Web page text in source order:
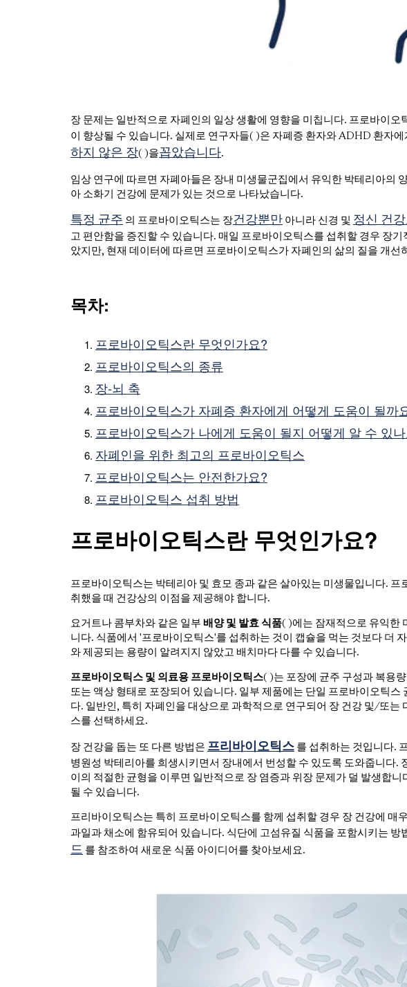
장 문제는 일반적으로 자폐인의 일상 생활에 영향을 미칩니다. 프로바이
이 향상될 수 있습니다. 실제로 연구자들( )은 자폐증 환자와 ADHD 환자에
하지 않은 장( )을꼽았습니다.
임상 연구에 따르면 자폐아들은 장내 미생물군집에서 유익한 박테리아의
아 소화기 건강에 문제가 있는 것으로 나타났습니다.
특정 균주 의 프로바이오틱스는 장건강뿐만 아니라 신경 및 정신 건강
고 편안함을 증진할 수 있습니다. 매일 프로바이오틱스를 섭취할 경우 장
았지만, 현재 데이터에 따르면 프로바이오틱스가 자폐인의 삶의 질을 개선
목차:
프로바이오틱스란 무엇인가요?
프로바이오틱스의 종류
장-뇌 축
프로바이오틱스가 자폐증 환자에게 어떻게 도움이 될까
프로바이오틱스가 나에게 도움이 될지 어떻게 알 수 있
자폐인을 위한 최고의 프로바이오틱스
프로바이오틱스는 안전한가요?
프로바이오틱스 섭취 방법
프로바이오틱스란 무엇인가요?
프로바이오틱스는 박테리아 및 효모 종과 같은 살아있는 미생물입니다.
취했을 때 건강상의 이점을 제공해야 합니다.
요거트나 콤부차와 같은 일부 배양 및 발효 식품( )에는 잠재적으로 유익한
니다. 식품에서 '프로바이오틱스'를 섭취하는 것이 캡슐을 먹는 것보다 더
와 제공되는 용량이 알려지지 않았고 배치마다 다를 수 있습니다.
프로바이오틱스 및 의료용 프로바이오틱스( )는 포장에 균주 구성과 복용
또는 액상 형태로 포장되어 있습니다. 일부 제품에는 단일 프로바이오틱스
다. 일반인, 특히 자폐인을 대상으로 과학적으로 연구되어 장 건강 및/또는
스를 선택하세요.
장 건강을 돕는 또 다른 방법은 프리바이오틱스 를 섭취하는 것입니다.
병원성 박테리아를 희생시키면서 장내에서 번성할 수 있도록 도와줍니다.
이의 적절한 균형을 이루면 일반적으로 장 염증과 위장 문제가 덜 발생합
될 수 있습니다.
프리바이오틱스는 특히 프로바이오틱스를 함께 섭취할 경우 장 건강에 매
과일과 채소에 함유되어 있습니다. 식단에 고섬유질 식품을 포함시키는 방
드 를 참조하여 새로운 식품 아이디어를 찾아보세요.